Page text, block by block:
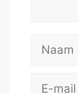
Naam